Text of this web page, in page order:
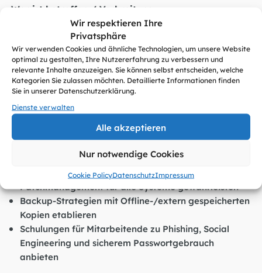
Wir respektieren Ihre
Privatsphäre
Wir verwenden Cookies und ähnliche Technologien, um unsere Website
optimal zu gestalten, Ihre Nutzererfahrung zu verbessern und
relevante Inhalte anzuzeigen. Sie können selbst entscheiden, welche
Kategorien Sie zulassen möchten. Detaillierte Informationen finden
Sie in unserer Datenschutzerklärung.
Dienste verwalten
Alle akzeptieren
Nur notwendige Cookies
Cookie PolicyDatenschutzImpressum
Wer ist betroffen / Verbreitung
Nahezu alle staatlichen Einrichtungen, Dienststellen,
Unternehmen im IT-Bereich, Hochschulen und
Forschungseinrichtungen sowie NGOs in Deutschland
sind potenziell betroffen. Da Deutschland als einziger
EU-Staat unter den Top 10 weltweit rangiert, ist das
Risiko signifikant über dem EU-Durchschnitt.
SiBa empfiehlt
MFA (Multi-Faktor-Authentifizierung) konsequent
einsetzen — insbesondere in sensiblen Bereichen
Regelmäßige Sicherheitsupdates und
Patchmanagement für alle Systeme gewährleisten
Backup-Strategien mit Offline-/extern gespeicherten
Kopien etablieren
Schulungen für Mitarbeitende zu Phishing, Social
Engineering und sicherem Passwortgebrauch
anbieten